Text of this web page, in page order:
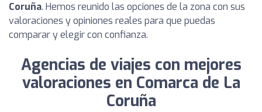
Coruña. Hemos reunido las opciones de la zona con sus
valoraciones y opiniones reales para que puedas
comparar y elegir con confianza.
Agencias de viajes con mejores
valoraciones en Comarca de La
Coruña